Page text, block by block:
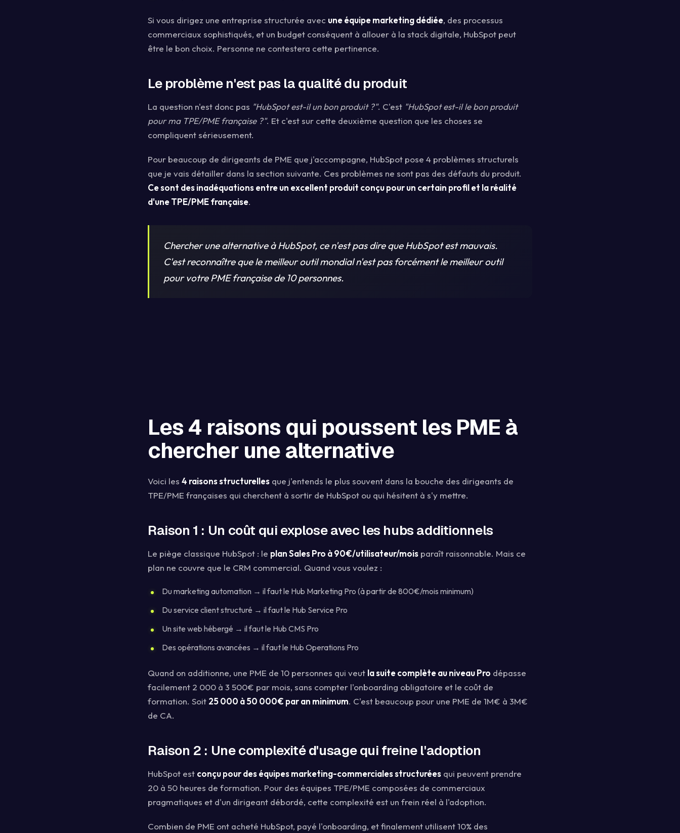
Si vous dirigez une entreprise structurée avec une équipe marketing dédiée, des processus
commerciaux sophistiqués, et un budget conséquent à allouer à la stack digitale, HubSpot peut
être le bon choix. Personne ne contestera cette pertinence.
Le problème n'est pas la qualité du produit
La question n'est donc pas "HubSpot est-il un bon produit ?". C'est "HubSpot est-il le bon produit
pour ma TPE/PME française ?". Et c'est sur cette deuxième question que les choses se
compliquent sérieusement.
Pour beaucoup de dirigeants de PME que j'accompagne, HubSpot pose 4 problèmes structurels
que je vais détailler dans la section suivante. Ces problèmes ne sont pas des défauts du produit.
Ce sont des inadéquations entre un excellent produit conçu pour un certain profil et la réalité
d'une TPE/PME française.
Chercher une alternative à HubSpot, ce n'est pas dire que HubSpot est mauvais.
C'est reconnaître que le meilleur outil mondial n'est pas forcément le meilleur outil
pour votre PME française de 10 personnes.
Les 4 raisons qui poussent les PME à
chercher une alternative
Voici les 4 raisons structurelles que j'entends le plus souvent dans la bouche des dirigeants de
TPE/PME françaises qui cherchent à sortir de HubSpot ou qui hésitent à s'y mettre.
Raison 1 : Un coût qui explose avec les hubs additionnels
Le piège classique HubSpot : le plan Sales Pro à 90€/utilisateur/mois paraît raisonnable. Mais ce
plan ne couvre que le CRM commercial. Quand vous voulez :
Du marketing automation → il faut le Hub Marketing Pro (à partir de 800€/mois minimum)
Du service client structuré → il faut le Hub Service Pro
Un site web hébergé → il faut le Hub CMS Pro
Des opérations avancées → il faut le Hub Operations Pro
Quand on additionne, une PME de 10 personnes qui veut la suite complète au niveau Pro dépasse
facilement 2 000 à 3 500€ par mois, sans compter l'onboarding obligatoire et le coût de
formation. Soit 25 000 à 50 000€ par an minimum. C'est beaucoup pour une PME de 1M€ à 3M€
de CA.
Raison 2 : Une complexité d'usage qui freine l'adoption
HubSpot est conçu pour des équipes marketing-commerciales structurées qui peuvent prendre
20 à 50 heures de formation. Pour des équipes TPE/PME composées de commerciaux
pragmatiques et d'un dirigeant débordé, cette complexité est un frein réel à l'adoption.
Combien de PME ont acheté HubSpot, payé l'onboarding, et finalement utilisent 10% des